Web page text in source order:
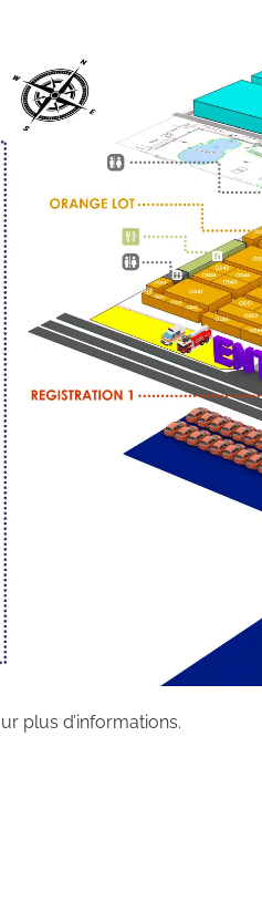
plus d’informations.